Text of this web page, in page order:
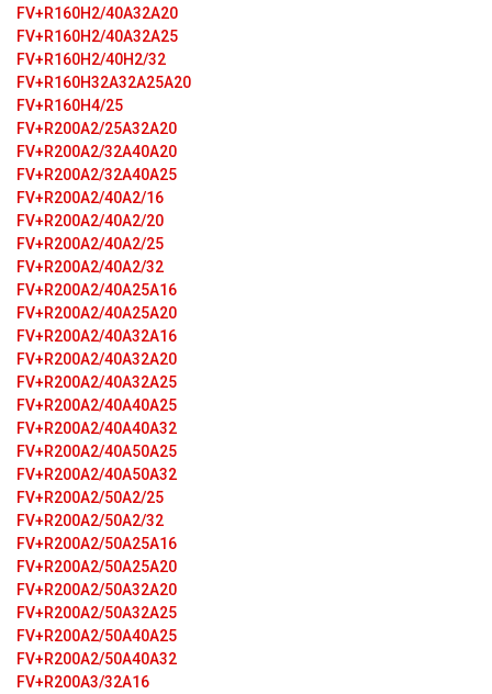
FV+R160H2/40A32А20
FV+R160H2/40A32А25
FV+R160H2/40H2/32
FV+R160H32A32A25A20
FV+R160H4/25
FV+R200A2/25A32A20
FV+R200A2/32A40A20
FV+R200A2/32A40A25
FV+R200A2/40A2/16
FV+R200A2/40A2/20
FV+R200A2/40A2/25
FV+R200A2/40A2/32
FV+R200A2/40A25A16
FV+R200A2/40A25A20
FV+R200A2/40A32A16
FV+R200A2/40A32A20
FV+R200A2/40A32A25
FV+R200A2/40A40A25
FV+R200A2/40A40A32
FV+R200A2/40A50A25
FV+R200A2/40A50A32
FV+R200A2/50A2/25
FV+R200A2/50A2/32
FV+R200A2/50A25A16
FV+R200A2/50A25A20
FV+R200A2/50A32A20
FV+R200A2/50A32A25
FV+R200A2/50A40A25
FV+R200A2/50A40A32
FV+R200A3/32A16